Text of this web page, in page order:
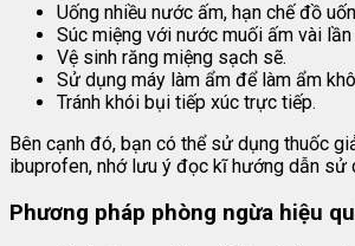
Uống nhiều nước ấm, hạn chế đồ
Súc miệng với nước muối ấm vài lần
Vệ sinh răng miệng sạch sẽ.
Sử dụng máy làm ẩm để làm ẩm
Tránh khói bụi tiếp xúc trực tiếp.
Bên cạnh đó, bạn có thể sử dụng thuốc
ibuprofen, nhớ lưu ý đọc kĩ hướng dẫn sử
Phương pháp phòng ngừa hiệu